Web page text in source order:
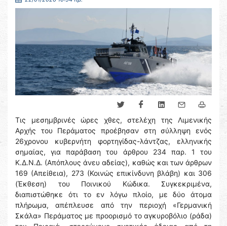
Τις μεσημβρινές ώρες χθες, στελέχη της Λιμενικής
Αρχής του Περάματος προέβησαν στη σύλληψη ενός
26χρονου κυβερνήτη φορτηγίδας-λάντζας, ελληνικής
σημαίας, για παράβαση του άρθρου 234 παρ. 1 του
Κ.Δ.Ν.Δ. (Απόπλους άνευ αδείας), καθώς και των άρθρων
169 (Απείθεια), 273 (Κοινώς επικίνδυνη βλάβη) και 306
(Έκθεση) του Ποινικού Κώδικα. Συγκεκριμένα,
διαπιστώθηκε ότι το εν λόγω πλοίο, με δύο άτομα
πλήρωμα, απέπλευσε από την περιοχή «Γερμανική
Σκάλα» Περάματος με προορισμό το αγκυροβόλιο (ράδα)